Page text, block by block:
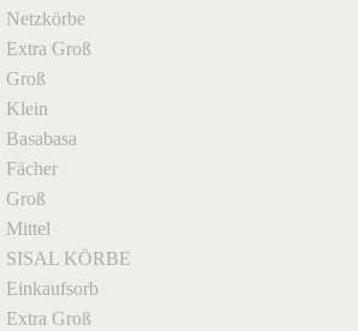
Netzkörbe
Extra Groß
Groß
Klein
Basabasa
Fächer
Groß
Mittel
SISAL KÖRBE
Einkaufsorb
Extra Groß